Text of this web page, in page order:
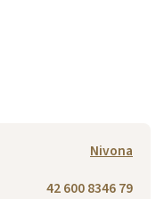
Nivona
42 600 8346 79